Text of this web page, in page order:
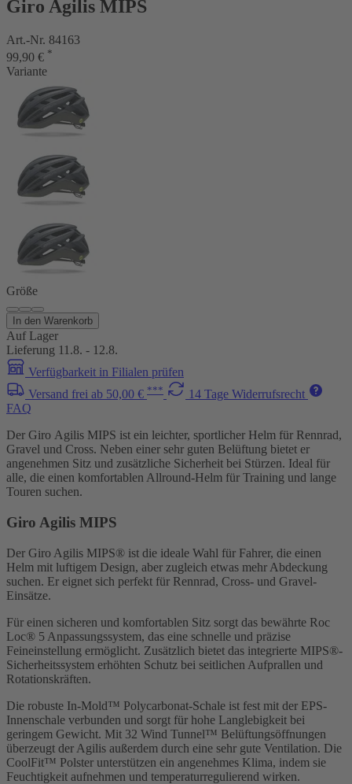
Giro Agilis MIPS
Art.-Nr. 84163
99,90 € *
Variante
Größe
In den Warenkorb
Auf Lager
Lieferung 11.8. - 12.8.
Verfügbarkeit in Filialen prüfen
Versand frei ab 50,00 € ***
14 Tage Widerrufsrecht
FAQ
Der Giro Agilis MIPS ist ein leichter, sportlicher Helm für Rennrad,
Gravel und Cross. Neben einer sehr guten Belüftung bietet er
angenehmen Sitz und zusätzliche Sicherheit bei Stürzen. Ideal für
alle, die einen komfortablen Allround-Helm für Training und lange
Touren suchen.
Giro Agilis MIPS
Der Giro Agilis MIPS® ist die ideale Wahl für Fahrer, die einen
Helm mit luftigem Design, aber zugleich etwas mehr Abdeckung
suchen. Er eignet sich perfekt für Rennrad, Cross- und Gravel-
Einsätze.
Für einen sicheren und komfortablen Sitz sorgt das bewährte Roc
Loc® 5 Anpassungssystem, das eine schnelle und präzise
Feineinstellung ermöglicht. Zusätzlich bietet das integrierte MIPS®-
Sicherheitssystem erhöhten Schutz bei seitlichen Aufprallen und
Rotationskräften.
Die robuste In-Mold™ Polycarbonat-Schale ist fest mit der EPS-
Innenschale verbunden und sorgt für hohe Langlebigkeit bei
geringem Gewicht. Mit 32 Wind Tunnel™ Belüftungsöffnungen
überzeugt der Agilis außerdem durch eine sehr gute Ventilation. Die
CoolFit™ Polster unterstützen ein angenehmes Klima, indem sie
Feuchtigkeit aufnehmen und temperaturregulierend wirken.